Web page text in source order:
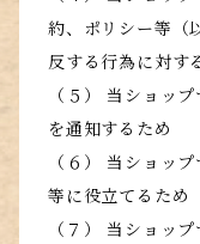
約、ポリシー等（
反する行為に対す
（５） 当ショッ
を通知するため
（６） 当ショッ
等に役立てるため
（７） 当ショッ